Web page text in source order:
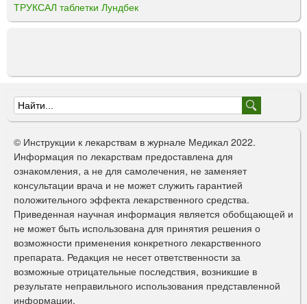
ТРУКСАЛ таблетки Лундбек
Ф
о
р
м
а
п
о
и
с
© Инструкции к лекарствам в журнале Медикал 2022.
Информация по лекарствам предоставлена для
ознакомления, а не для самолечения, не заменяет
консультации врача и не может служить гарантией
положительного эффекта лекарственного средства.
Приведенная научная информация является обобщающей и
не может быть использована для принятия решения о
возможности применения конкретного лекарственного
препарата. Редакция не несет ответственности за
возможные отрицательные последствия, возникшие в
результате неправильного использования представленной
информации.